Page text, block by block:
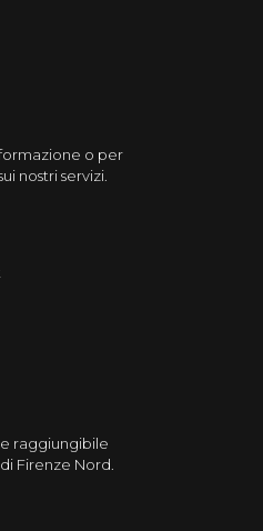
o per
nostri servizi.
raggiungibile
Firenze Nord.